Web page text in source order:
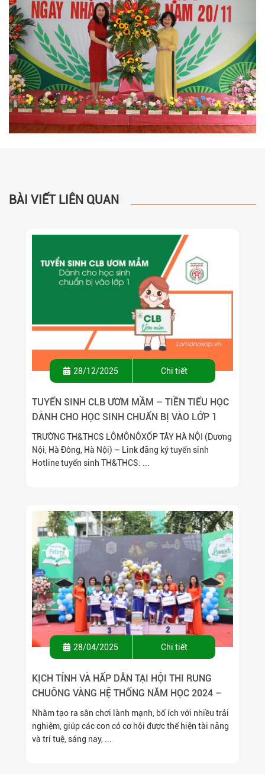
BÀI VIẾT LIÊN QUAN
28/12/2025 Chi tiết
TUYỂN SINH CLB ƯƠM MẦM – TIỀN TIỂU HỌC
DÀNH CHO HỌC SINH CHUẨN BỊ VÀO LỚP 1
TRƯỜNG TH&THCS LÔMÔNÔXỐP TÂY HÀ NỘI (Dương
Nội, Hà Đông, Hà Nội) – Link đăng ký tuyển sinh
Hotline tuyển sinh TH&THCS: ...
28/04/2025 Chi tiết
KỊCH TÍNH VÀ HẤP DẪN TẠI HỘI THI RUNG
CHUÔNG VÀNG HỆ THỐNG NĂM HỌC 2024 –
2025
Nhằm tạo ra sân chơi lành mạnh, bổ ích với nhiều trải
nghiệm, giúp các con có cơ hội được thể hiện tài năng
và trí tuệ, sáng nay, ...